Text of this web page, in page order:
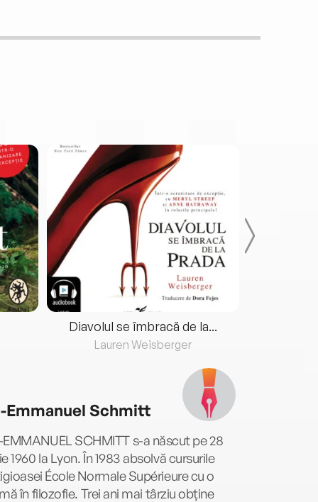
Diavolul se îmbracă de la...
Lauren Weisberger
Emmanuel Schmitt
EMMANUEL SCHMITT s-a născut pe 28
1960 la Lyon. În 1983 absolvă cursurile
École Normale Supérieure cu o
în filozofie. Trei ani mai târziu obține